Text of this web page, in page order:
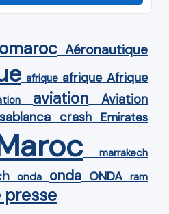
Aéronautique
afrique afrique Afrique
aviation Aviation
crash Emirates
marrakech
onda onda ONDA ram
presse